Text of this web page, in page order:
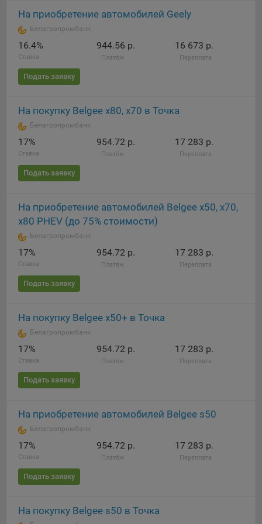
используется для обеспечения корректной работы сайта.
Компании, которой мы поручаем обработку данных для
данной цели:
Сервис хранения информации, предоставляемый
компанией, согласно договора аренды ООО «Рэкун
Рекламные Cookie
Отключение рекламных cookie-файлы не позволит
принимать меры по совершенствованию работы
Сайта, исходя из предпочтений пользователя, а также
материалов по наиболее актуальному, подходящему
назначению для каждого конкретного пользователя.
Компании, которым мы поручаем обработку данных для
данной цели:
Яндекса рекламная сеть (Yandex Mobile Ads, ADFOX) -
сервис показа контекстной рекламы. Адрес: Yandex
Google Ads - сервис показа контекстной рекламы,
предоставляемый компанией Google Ireland Ltd, Gordon
House Barrow Street Dublin 4, D04E5W5 Ireland.
Сохранить мои изменения
На приобретение автомобилей Geely
Белагропромбанк
16.4%
Ставка
944.56 р.
Платёж
16 673 р.
Переплата
Подать заявку
На покупку Belgee x80, х70 в Точка
Белагропромбанк
17%
Ставка
954.72 р.
Платёж
17 283 р.
Переплата
Подать заявку
На приобретение автомобилей Belgee х50, x70,
х80 PHEV (до 75% стоимости)
Белагропромбанк
17%
Ставка
954.72 р.
Платёж
17 283 р.
Переплата
Подать заявку
На покупку Belgee x50+ в Точка
Белагропромбанк
17%
Ставка
954.72 р.
Платёж
17 283 р.
Переплата
Подать заявку
На приобретение автомобилей Belgee s50
Белагропромбанк
17%
Ставка
954.72 р.
Платёж
17 283 р.
Переплата
Подать заявку
На покупку Belgee s50 в Точка